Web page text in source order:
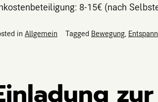
8-15€ (nach
in Allgemein Tagged Bewegung,